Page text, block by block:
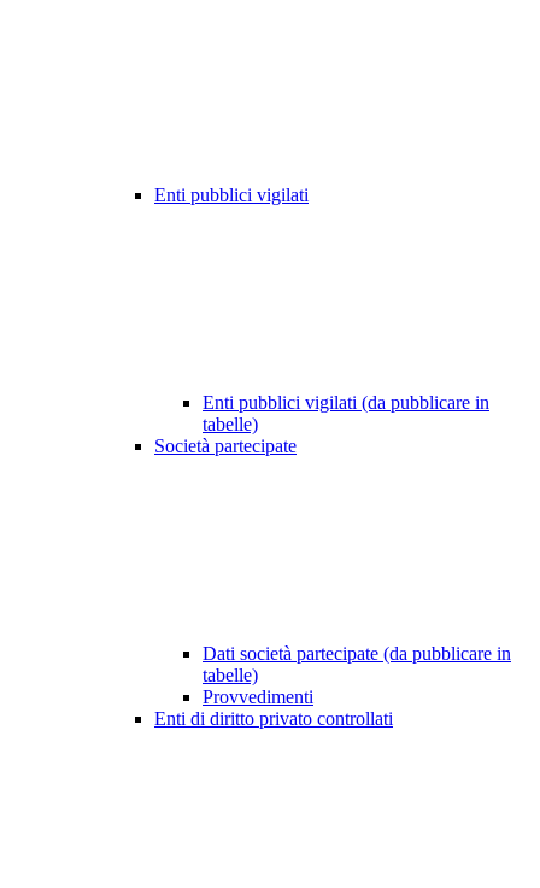
Enti pubblici vigilati
Enti pubblici vigilati (da pubblicare in
tabelle)
Società partecipate
Dati società partecipate (da pubblicare in
tabelle)
Provvedimenti
Enti di diritto privato controllati